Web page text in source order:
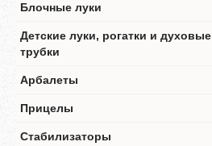
Блочные луки
Детские луки, рогатки и духовые
трубки
Арбалеты
Прицелы
Стабилизаторы